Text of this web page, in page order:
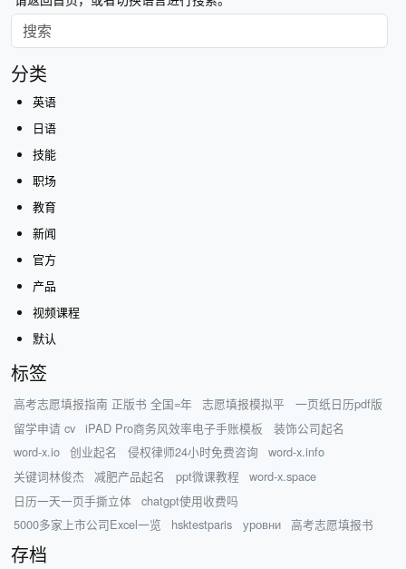
分类
英语
日语
技能
职场
教育
新闻
官方
产品
视频课程
默认
标签
高考志愿填报指南 正版书 全国=年 志愿填报模拟平
一页纸日历pdf版
留学申请 cv
iPAD Pro商务风效率电子手账模板
装饰公司起名
word-x.io
创业起名 侵权律师24小时免费咨询
word-x.info
关键词林俊杰
减肥产品起名 ppt微课教程
word-x.space
日历一天一页手撕立体
chatgpt使用收费吗
5000多家上市公司Excel一览
hsktestparis уровни 高考志愿填报书
存档